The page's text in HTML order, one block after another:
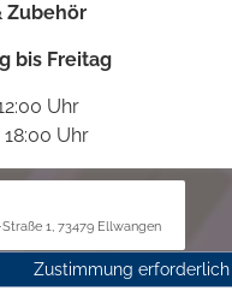
Zubehör
bis Freitag
Uhr
Uhr
1, 73479 Ellwangen
Zustimmung erforderlich